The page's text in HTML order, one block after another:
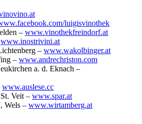
luigisvinothek
– www.vinothekfreindorf.at
www.inostrivini.at
– www.wakolbinger.at
– www.andrechriston.com
a. d. Eknach –
www.auslese.cc
Veit – www.spar.at
Wels – www.wirtamberg.at